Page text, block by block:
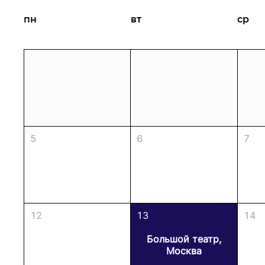
МЕДИА
пн вт ср
5 6 7
12
Большой театр,
Москва
13 14